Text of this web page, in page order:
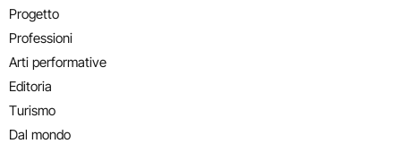
Progetto
Professioni
Arti performative
Editoria
Turismo
Dal mondo